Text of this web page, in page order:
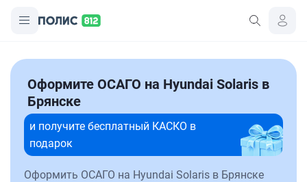
Оформите ОСАГО на Hyundai Solaris в
Брянске
и получите бесплатный КАСКО в
подарок
Оформить ОСАГО на Hyundai Solaris в Брянске